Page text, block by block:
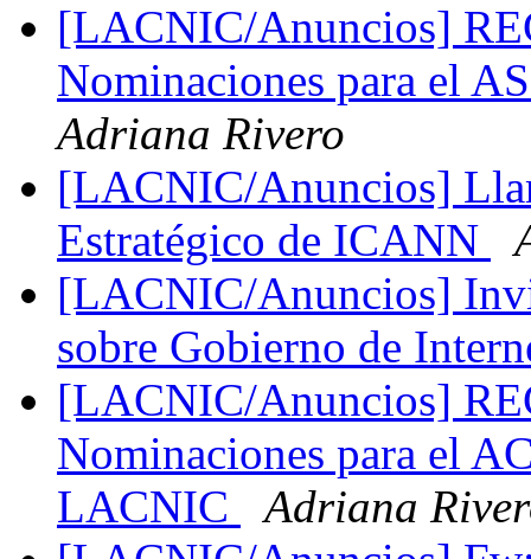
[LACNIC/Anuncios]
Nominaciones para el
Adriana Rivero
[LACNIC/Anuncios]
Estratégico de ICANN
[LACNIC/Anuncios]
sobre Gobierno de
[LACNIC/Anuncios]
Nominaciones para el
LACNIC
Adriana